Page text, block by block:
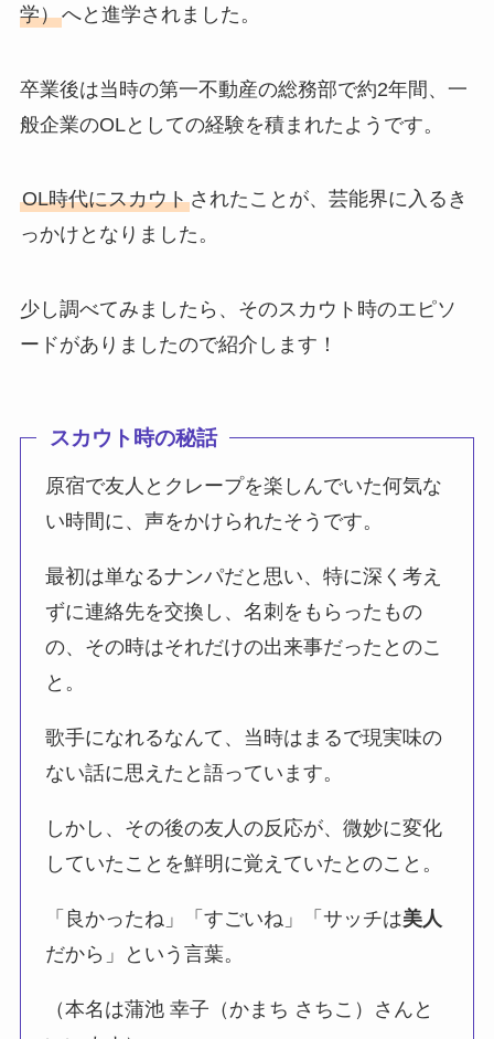
学）へと進学されました。
卒業後は当時の第一不動産の総務部で約2年間、一
般企業のOLとしての経験を積まれたようです。
OL時代にスカウトされたことが、芸能界に入るき
っかけとなりました。
少し調べてみましたら、そのスカウト時のエピソ
ードがありましたので紹介します！
スカウト時の秘話
原宿で友人とクレープを楽しんでいた何気な
い時間に、声をかけられたそうです。
最初は単なるナンパだと思い、特に深く考え
ずに連絡先を交換し、名刺をもらったもの
の、その時はそれだけの出来事だったとのこ
と。
歌手になれるなんて、当時はまるで現実味の
ない話に思えたと語っています。
しかし、その後の友人の反応が、微妙に変化
していたことを鮮明に覚えていたとのこと。
「良かったね」「すごいね」「サッチは美人
だから」という言葉。
（本名は蒲池 幸子（かまち さちこ）さんと